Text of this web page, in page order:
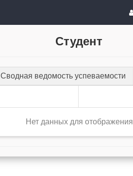
Студент
Сводная ведомость успеваемости
Нет данных для отображения